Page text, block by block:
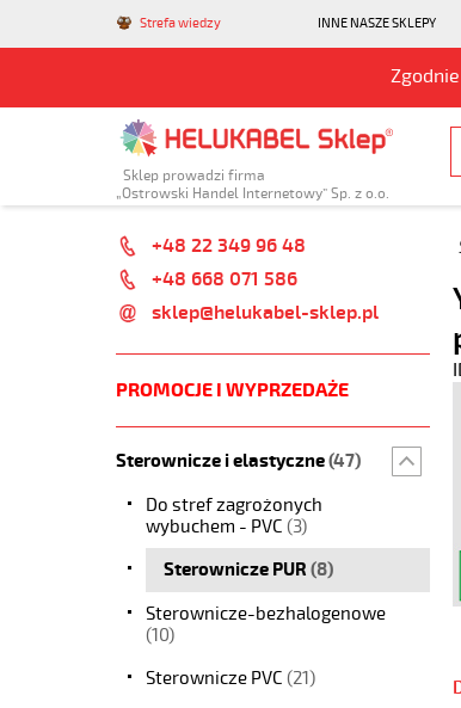
Strefa wiedzy INNE NASZE SKLEPY
Sklep prowadzi firma
„Ostrowski Handel Internetowy” Sp. z o.o.
+48 22 349 96 48
+48 668 071 586
sklep@helukabel-sklep.pl
PROMOCJE I WYPRZEDAŻE
Sterownicze i elastyczne(47)
Do stref zagrożonych
wybuchem - PVC (3)
Sterownicze PUR (8)
Sterownicze-bezhalogenowe
(10)
Sterownicze PVC (21)